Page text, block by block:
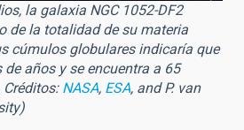
la galaxia NGC 1052-DF2
de la totalidad de su materia
cúmulos globulares indicaría que
años y se encuentra a 65
NASA, ESA, and P. van